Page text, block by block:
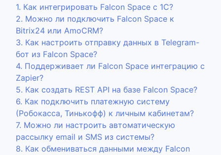
1. Как интегрировать Falcon Space с 1С?
2. Можно ли подключить Falcon Space к
Bitrix24 или AmoCRM?
3. Как настроить отправку данных в Telegram-
бот из Falcon Space?
4. Поддерживает ли Falcon Space интеграцию с
Zapier?
5. Как создать REST API на базе Falcon Space?
6. Как подключить платежную систему
(Робокасса, Тинькофф) к личным кабинетам?
7. Можно ли настроить автоматическую
рассылку email и SMS из системы?
8. Как обмениваться данными между Falcon